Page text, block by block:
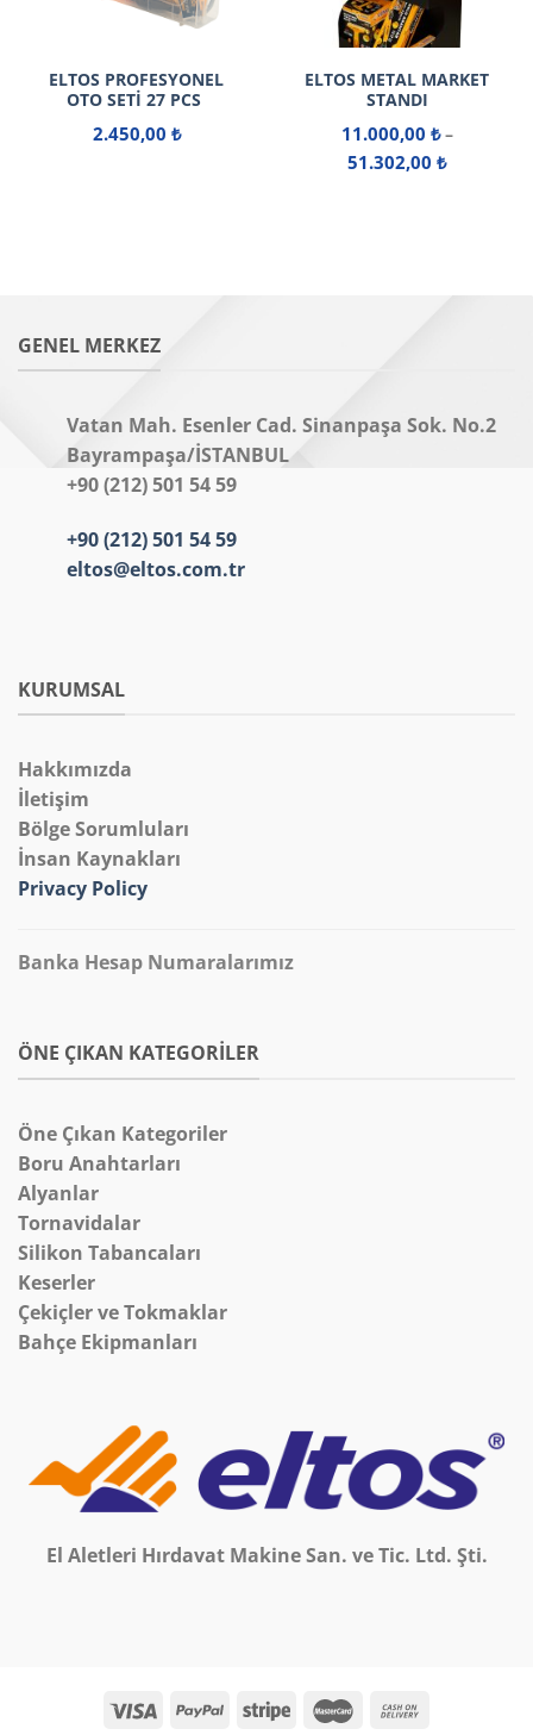
ELTOS PROFESYONEL
OTO SETI 27 PCS
2.450,00 ₺
ELTOS METAL MARKET
STANDI
11.000,00 ₺ –
51.302,00 ₺aralığı:
GENEL MERKEZ
Vatan Mah. Esenler Cad. Sinanpaşa Sok. No.2
Bayrampaşa/İSTANBUL
+90 (212) 501 54 59
+90 (212) 501 54 59
eltos@eltos.com.tr
KURUMSAL
Hakkımızda
İletişim
Bölge Sorumluları
İnsan Kaynakları
Privacy Policy
Banka Hesap Numaralarımız
ÖNE ÇIKAN KATEGORILER
Öne Çıkan Kategoriler
Boru Anahtarları
Alyanlar
Tornavidalar
Silikon Tabancaları
Keserler
Çekiçler ve Tokmaklar
Bahçe Ekipmanları
El Aletleri Hırdavat Makine San. ve Tic. Ltd. Şti.